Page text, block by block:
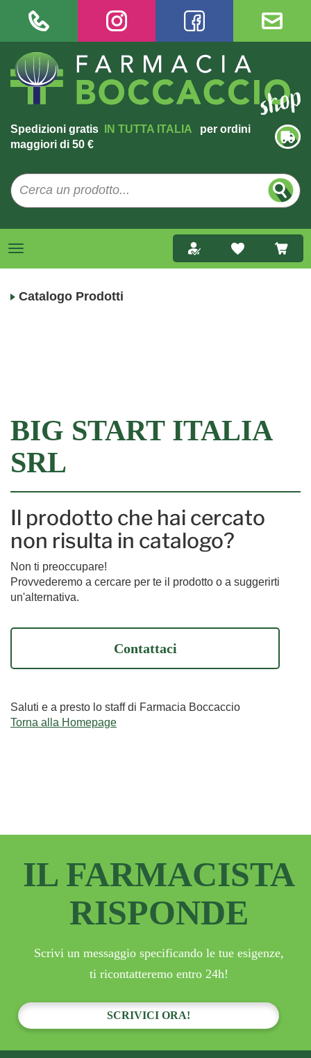
Spedizioni gratis IN TUTTA ITALIA
per ordini
maggiori di 50 €
Catalogo Prodotti
BIG START ITALIA
SRL
Il prodotto che hai cercato
non risulta in catalogo?
Non ti preoccupare!
Provvederemo a cercare per te il prodotto o a suggerirti
un'alternativa.
Contattaci
Saluti e a presto lo staff di Farmacia Boccaccio
Torna alla Homepage
IL FARMACISTA
RISPONDE
Scrivi un messaggio specificando le tue esigenze,
ti ricontatteremo entro 24h!
SCRIVICI ORA!